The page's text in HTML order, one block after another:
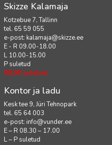
Skizze Kalamaja
Kotzebue 7, Tallinn
tel. 65 59 055
e-post: kalamaja@skizze.ee
E - R 09.00-18.00
L 10.00-15.00
P suletud
08.08 suletud
Kontor ja ladu
Kesk tee 9, Jüri Tehnopark
tel. 65 64 003
e-post: info@vunder.ee
E – R 08.30 – 17.00
L – P suletud